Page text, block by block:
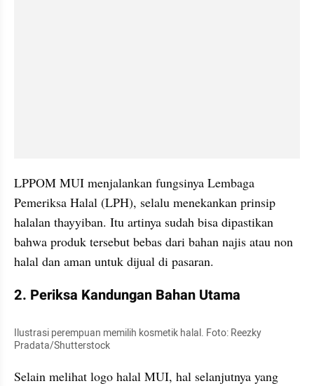
LPPOM MUI menjalankan fungsinya Lembaga
Pemeriksa Halal (LPH), selalu menekankan prinsip
halalan thayyiban. Itu artinya sudah bisa dipastikan
bahwa produk tersebut bebas dari bahan najis atau non
halal dan aman untuk dijual di pasaran.
2. Periksa Kandungan Bahan Utama
Ilustrasi perempuan memilih kosmetik halal. Foto: Reezky
Pradata/Shutterstock
Selain melihat logo halal MUI, hal selanjutnya yang